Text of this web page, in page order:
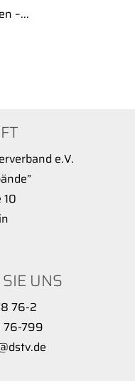
–...
e.V.
UNS
76-2
76-799